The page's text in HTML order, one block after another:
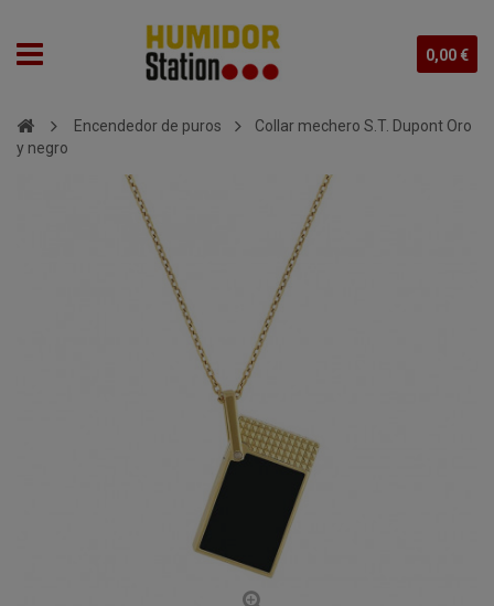
0,00 €
Encendedor de puros
Collar mechero S.T. Dupont Oro
y negro